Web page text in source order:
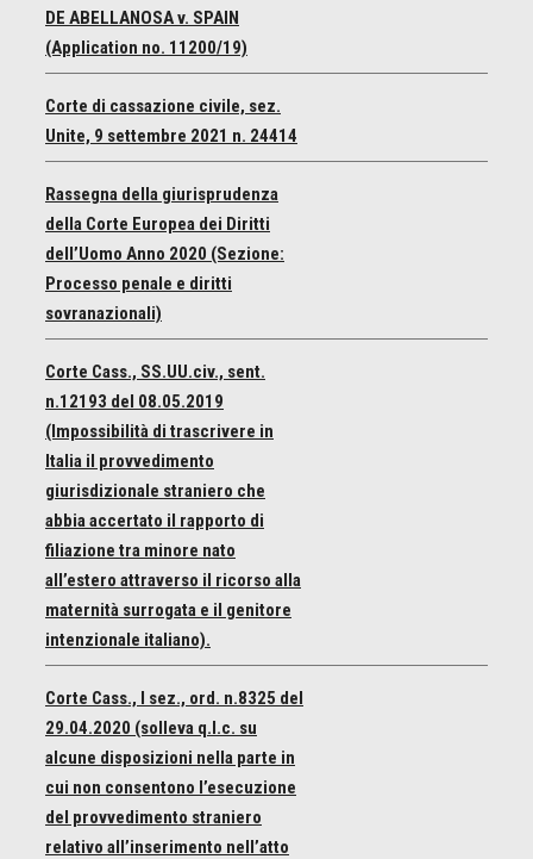
DE ABELLANOSA v. SPAIN
(Application no. 11200/19)
Corte di cassazione civile, sez.
Unite, 9 settembre 2021 n. 24414
Rassegna della giurisprudenza
della Corte Europea dei Diritti
dell’Uomo Anno 2020 (Sezione:
Processo penale e diritti
sovranazionali)
Corte Cass., SS.UU.civ., sent.
n.12193 del 08.05.2019
(Impossibilità di trascrivere in
Italia il provvedimento
giurisdizionale straniero che
abbia accertato il rapporto di
filiazione tra minore nato
all’estero attraverso il ricorso alla
maternità surrogata e il genitore
intenzionale italiano).
Corte Cass., I sez., ord. n.8325 del
29.04.2020 (solleva q.l.c. su
alcune disposizioni nella parte in
cui non consentono l’esecuzione
del provvedimento straniero
relativo all’inserimento nell’atto